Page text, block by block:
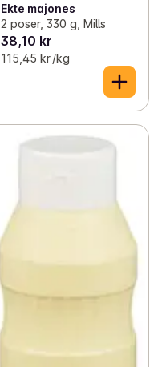
Ekte majones
2 poser, 330 g, Mills
38,10 kr
115,45 kr /kg